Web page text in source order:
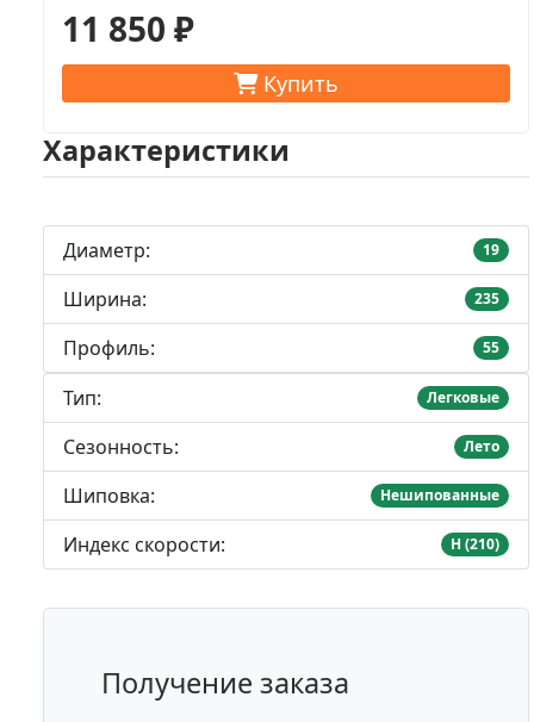
11 850 ₽
Купить
Характеристики
Диаметр: 19
Ширина: 235
Профиль: 55
Тип: Легковые
Сезонность: Лето
Шиповка: Нешипованные
Индекс скорости: H (210)
Получение заказа